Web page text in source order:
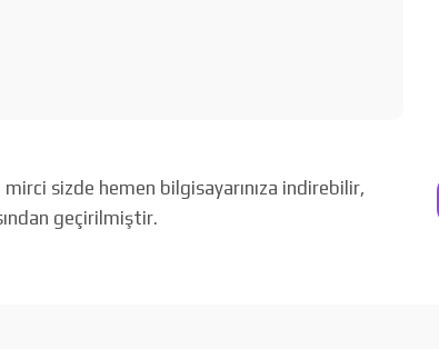
sizde hemen bilgisayarınıza indirebilir,
geçirilmiştir.